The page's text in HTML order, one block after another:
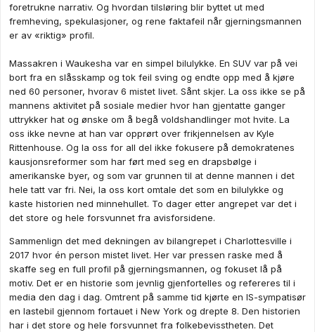
foretrukne narrativ. Og hvordan tilsløring blir byttet ut med
fremheving, spekulasjoner, og rene faktafeil når gjerningsmannen
er av «riktig» profil.
Massakren i Waukesha var en simpel bilulykke. En SUV var på vei
bort fra en slåsskamp og tok feil sving og endte opp med å kjøre
ned 60 personer, hvorav 6 mistet livet. Sånt skjer. La oss ikke se på
mannens aktivitet på sosiale medier hvor han gjentatte ganger
uttrykker hat og ønske om å begå voldshandlinger mot hvite. La
oss ikke nevne at han var opprørt over frikjennelsen av Kyle
Rittenhouse. Og la oss for all del ikke fokusere på demokratenes
kausjonsreformer som har ført med seg en drapsbølge i
amerikanske byer, og som var grunnen til at denne mannen i det
hele tatt var fri. Nei, la oss kort omtale det som en bilulykke og
kaste historien ned minnehullet. To dager etter angrepet var det i
det store og hele forsvunnet fra avisforsidene.
Sammenlign det med dekningen av bilangrepet i Charlottesville i
2017 hvor én person mistet livet. Her var pressen raske med å
skaffe seg en full profil på gjerningsmannen, og fokuset lå på
motiv. Det er en historie som jevnlig gjenfortelles og refereres til i
media den dag i dag. Omtrent på samme tid kjørte en IS-sympatisør
en lastebil gjennom fortauet i New York og drepte 8. Den historien
har i det store og hele forsvunnet fra folkebevisstheten. Det